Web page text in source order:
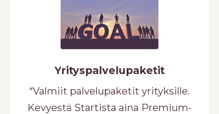
Yrityspalvelupaketit
“Valmiit palvelupaketit yrityksille.
Kevyestä Startista aina Premium-